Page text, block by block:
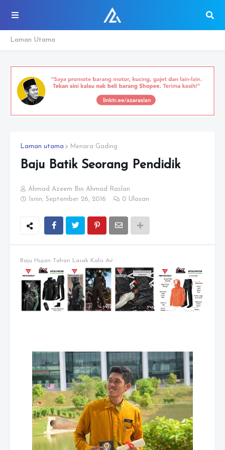
Laman Utama
Laman utama Menara Gading
Baju Batik Seorang Pendidik
Ahmad Azeem Bin Ahmad Raslan
Isnin, September 26, 2016
0 Ulasan
Baju Hujan Tahan Lasak Kalis Air